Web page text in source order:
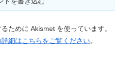
ために Akismet を使っています。
細はこちらをご覧ください。